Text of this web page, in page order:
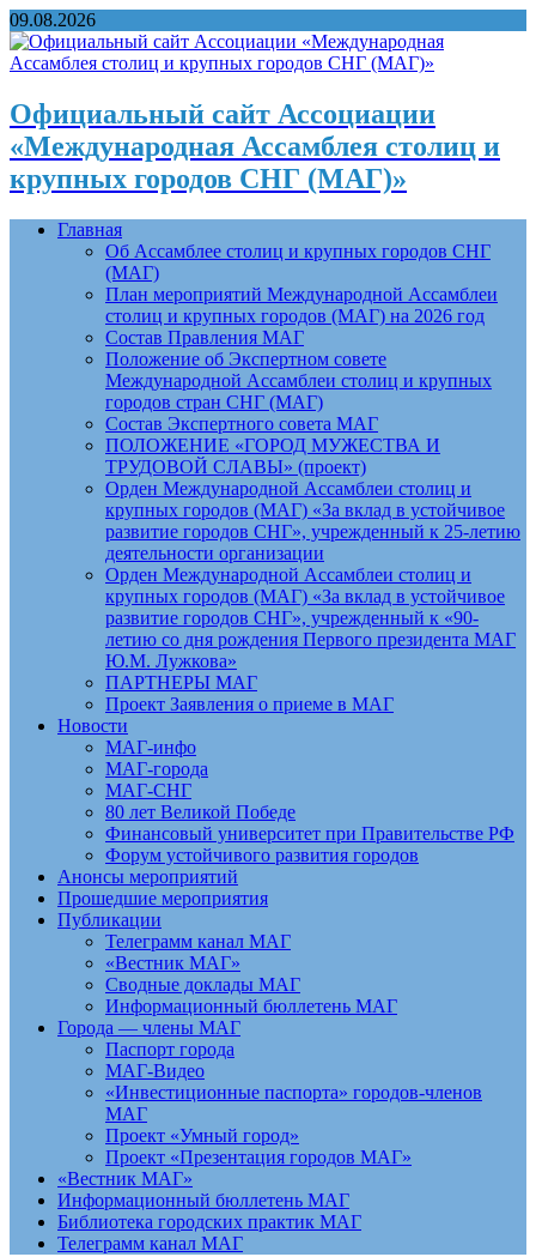
09.08.2026
Официальный сайт Ассоциации
«Международная Ассамблея столиц и
крупных городов СНГ (МАГ)»
Главная
Об Ассамблее столиц и крупных городов СНГ
(МАГ)
План мероприятий Международной Ассамблеи
столиц и крупных городов (МАГ) на 2026 год
Состав Правления МАГ
Положение об Экспертном совете
Международной Ассамблеи столиц и крупных
городов стран СНГ (МАГ)
Состав Экспертного совета МАГ
ПОЛОЖЕНИЕ «ГОРОД МУЖЕСТВА И
ТРУДОВОЙ СЛАВЫ» (проект)
Орден Международной Ассамблеи столиц и
крупных городов (МАГ) «За вклад в устойчивое
развитие городов СНГ», учрежденный к 25-летию
деятельности организации
Орден Международной Ассамблеи столиц и
крупных городов (МАГ) «За вклад в устойчивое
развитие городов СНГ», учрежденный к «90-
летию со дня рождения Первого президента МАГ
Ю.М. Лужкова»
ПАРТНЕРЫ МАГ
Проект Заявления о приеме в МАГ
Новости
МАГ-инфо
МАГ-города
МАГ-СНГ
80 лет Великой Победе
Финансовый университет при Правительстве РФ
Форум устойчивого развития городов
Анонсы мероприятий
Прошедшие мероприятия
Публикации
Телеграмм канал МАГ
«Вестник МАГ»
Сводные доклады МАГ
Информационный бюллетень МАГ
Города — члены МАГ
Паспорт города
МАГ-Видео
«Инвестиционные паспорта» городов-членов
МАГ
Проект «Умный город»
Проект «Презентация городов МАГ»
«Вестник МАГ»
Информационный бюллетень МАГ
Библиотека городских практик МАГ
Телеграмм канал МАГ